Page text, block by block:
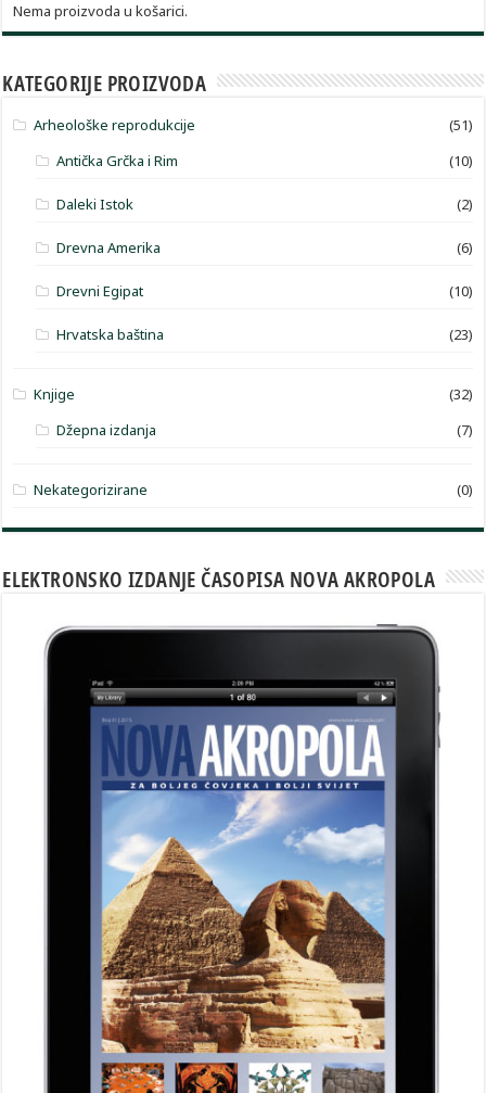
Nema proizvoda u košarici.
KATEGORIJE PROIZVODA
Arheološke reprodukcije
(51)
Antička Grčka i Rim
(10)
Daleki Istok (2)
Drevna Amerika (6)
Drevni Egipat (10)
Hrvatska baština (23)
Knjige
(32)
Džepna izdanja
(7)
Nekategorizirane (0)
ELEKTRONSKO IZDANJE ČASOPISA NOVA AKROPOLA